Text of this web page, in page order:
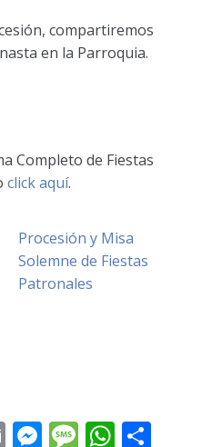
compartiremos
en la Parroquia.
Completo de Fiestas
click aquí.
Procesión y Misa
Solemne de Fiestas
Patronales
Ema
Mes
Mes
Wh